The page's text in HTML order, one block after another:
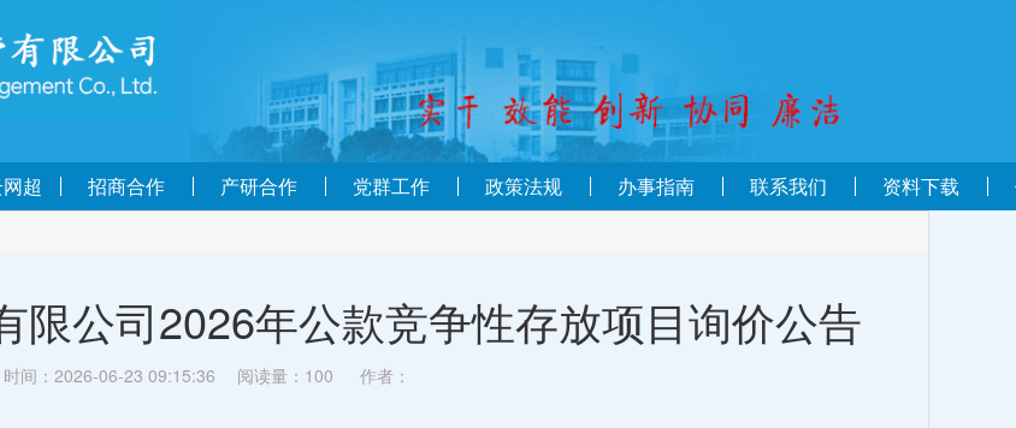
超 招商合作 产研合作 党群工作 政策法规 办事指南 联系我们 资料下载
限公司2026年公款竞争性存放项目询价公告
时间：2026-06-23 09:15:36 阅读量： 100 作者：